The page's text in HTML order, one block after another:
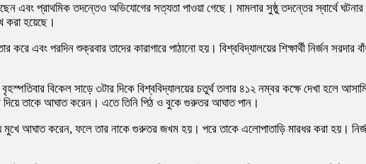
এবং প্রাথমিক তদন্তেও অভিযোগের সত্যতা পাওয়া গেছে। মামলার সুষ্ঠু তদন্তের স্বার্থে
করা হয়েছে।
এবং পরদিন শুক্রবার তাদের কারাগারে পাঠানো হয়। বিশ্ববিদ্যালয়ের শিক্ষার্থী নির্জন সরদার
বিকেল সাড়ে ৩টার দিকে বিশ্ববিদ্যালয়ের চতুর্থ তলার ৪১২ নম্বর কক্ষে দেখা হলে
দিয়ে তাকে আঘাত করেন। এতে তিনি পিঠ ও বুকে গুরুতর আঘাত পান।
মুখে আঘাত করেন, ফলে তার নাকে গুরুতর জখম হয়। পরে তাকে এলোপাতাড়ি মারধর করা হয়।